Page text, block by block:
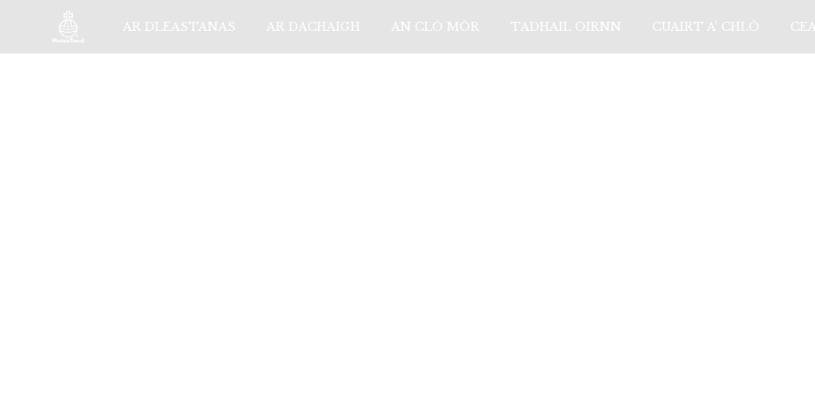
AR DLEASTANAS AR DACHAIGH AN CLÒ MÒR TADHAIL OIRNN CUAIRT A’ CHLÒ